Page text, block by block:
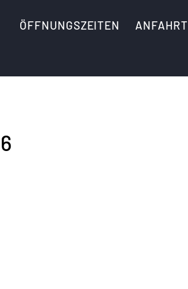
ÖFFNUNGSZEITEN ANFAHRT